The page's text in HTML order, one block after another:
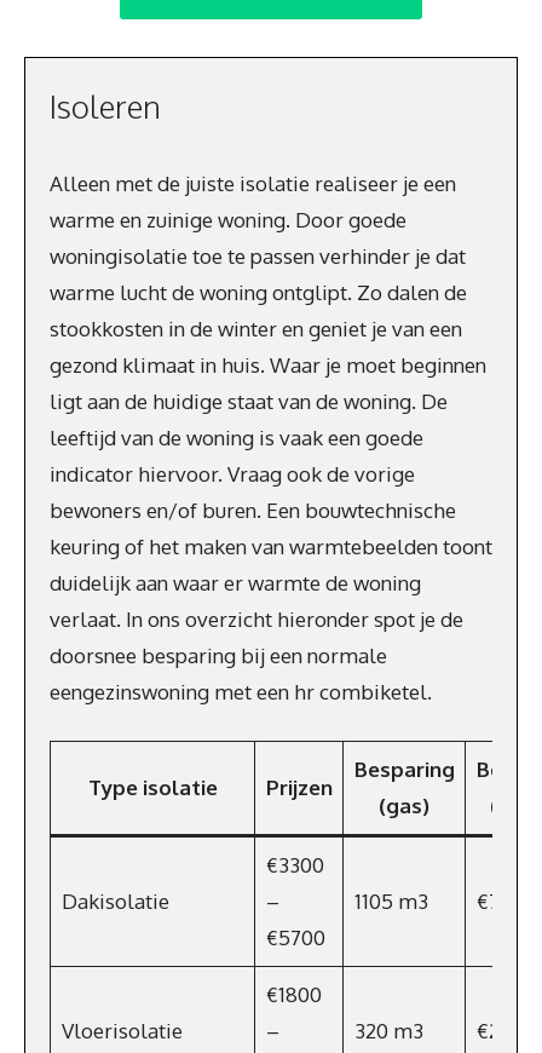
Isoleren
Alleen met de juiste isolatie realiseer je een
warme en zuinige woning. Door goede
woningisolatie toe te passen verhinder je dat
warme lucht de woning ontglipt. Zo dalen de
stookkosten in de winter en geniet je van een
gezond klimaat in huis. Waar je moet beginnen
ligt aan de huidige staat van de woning. De
leeftijd van de woning is vaak een goede
indicator hiervoor. Vraag ook de vorige
bewoners en/of buren. Een bouwtechnische
keuring of het maken van warmtebeelden toont
duidelijk aan waar er warmte de woning
verlaat. In ons overzicht hieronder spot je de
doorsnee besparing bij een normale
eengezinswoning met een hr combiketel.
Type isolatie Prijzen
Besparing
(gas)
(€/
Dakisolatie
€3300
–
€5700
1105 m3 €762
Vloerisolatie
€1800
–
320 m3 €221